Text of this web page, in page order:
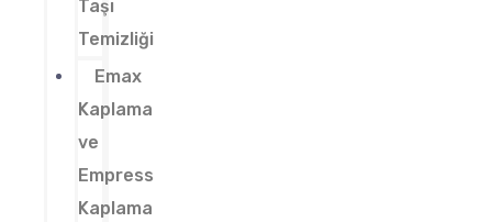
Taşı
Temizliği
Emax
Kaplama
ve
Empress
Kaplama